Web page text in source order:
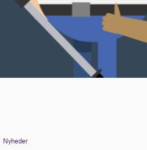
Nyheder